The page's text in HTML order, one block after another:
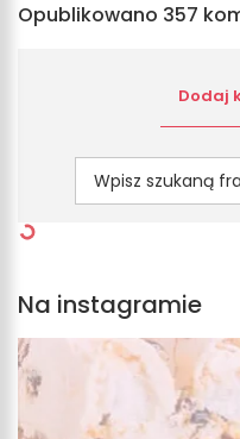
Opublikowano 357
Dodaj
Na instagramie